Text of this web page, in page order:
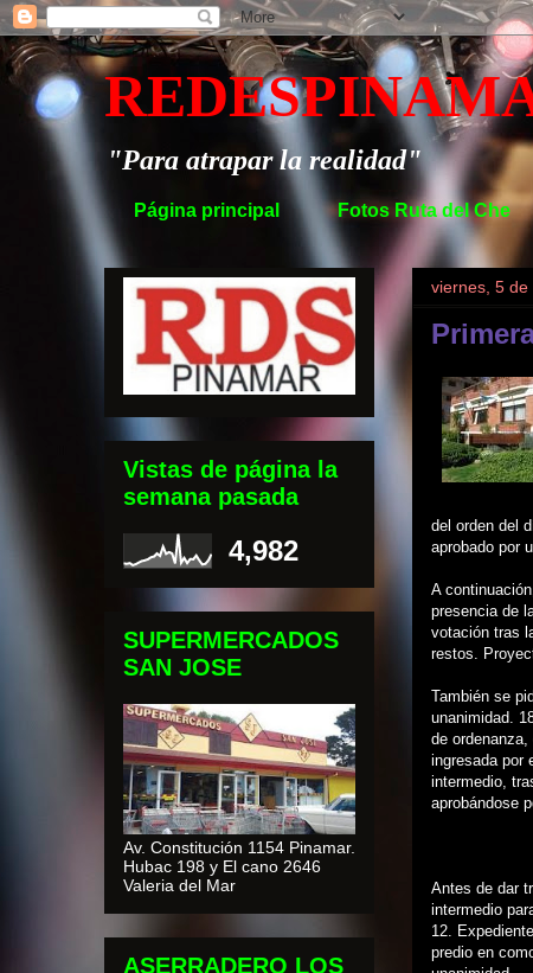
"Para atrapar la realidad"
Página principal Fotos Ruta del Che
viernes, 5 de
del orden del
aprobado por
A
presencia de
votación tras
restos.
También se
unanimidad.
de
ingresada por
intermedio,
aprobándose
Antes de dar
intermedio
12.
predio en
Vistas de página la
semana pasada
4,982
SUPERMERCADOS
SAN JOSE
Av. Constitución 1154 Pinamar.
Hubac 198 y El cano 2646
Valeria del Mar
ASERRADERO LOS